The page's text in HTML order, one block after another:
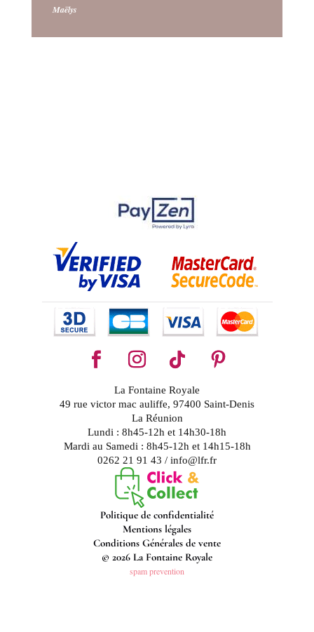
Maëlys
La Fontaine Royale
49 rue victor mac auliffe, 97400 Saint-Denis
La Réunion
Lundi : 8h45-12h et 14h30-18h
Mardi au Samedi : 8h45-12h et 14h15-18h
0262 21 91 43 / info@lfr.fr
Politique de confidentialité
Mentions légales
Conditions Générales de vente
© 2026 La Fontaine Royale
spam prevention